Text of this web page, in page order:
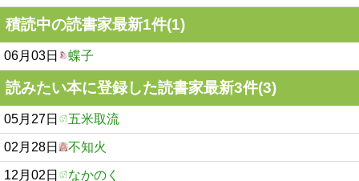
積読中の読書家最新1件(1)
06月03日 蝶子
読みたい本に登録した読書家最新3件(3)
05月27日 五米取流
02月28日 不知火
12月02日 なかのく